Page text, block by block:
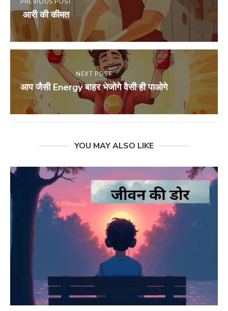
आरी की कीमत
NEXT POST
आप जैसी Energy बाहर भेजोगे वैसी ही पाओगे
YOU MAY ALSO LIKE